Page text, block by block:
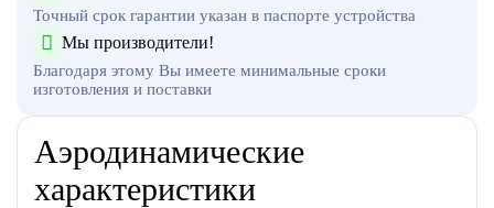
Точный срок гарантии указан в паспорте устройства
Мы производители!
Благодаря этому Вы имеете минимальные сроки
изготовления и поставки
Аэродинамические
характеристики